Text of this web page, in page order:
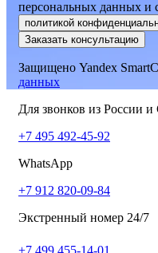
персональных данных и
политикой
Заказать консультацию
Защищено Yandex
данных
Для звонков из России
+7 495 492-45-92
WhatsApp
+7 912 820-09-84
Экстренный номер 24/7